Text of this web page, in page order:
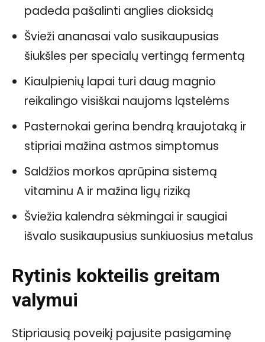
padeda pašalinti anglies dioksidą
Švieži ananasai valo susikaupusias
šiukšles per specialų vertingą fermentą
Kiaulpienių lapai turi daug magnio
reikalingo visiškai naujoms ląstelėms
Pasternokai gerina bendrą kraujotaką ir
stipriai mažina astmos simptomus
Saldžios morkos aprūpina sistemą
vitaminu A ir mažina ligų riziką
Šviežia kalendra sėkmingai ir saugiai
išvalo susikaupusius sunkiuosius metalus
Rytinis kokteilis greitam
valymui
Stipriausią poveikį pajusite pasigaminę